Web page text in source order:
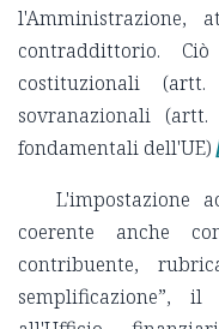
l'Amministrazione,
contraddittorio.
costituzionali
sovranazionali
fondamentali dell'UE)
L'impostazione
coerente anche
contribuente,
semplificazione”,